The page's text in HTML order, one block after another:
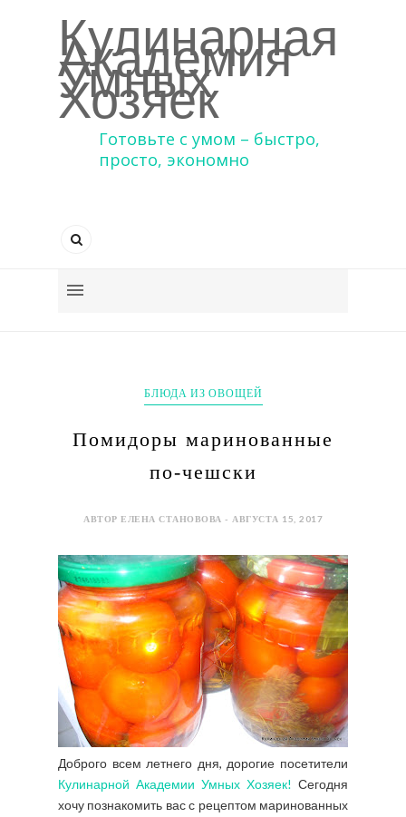
Кулинарная
Академия
Умных
Хозяек
Готовьте с умом – быстро,
просто, экономно
БЛЮДА ИЗ ОВОЩЕЙ
Помидоры маринованные
по-чешски
АВТОР ЕЛЕНА СТАНОВОВА - АВГУСТА 15, 2017
Доброго всем летнего дня, дорогие посетители
Кулинарной Академии Умных Хозяек! Сегодня
хочу познакомить вас с рецептом маринованных